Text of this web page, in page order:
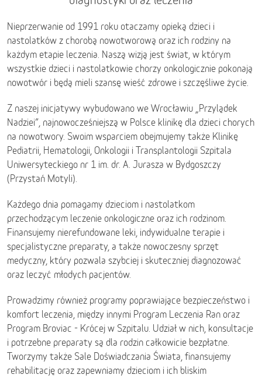
Nieprzerwanie od 1991 roku otaczamy opieką dzieci i
nastolatków z chorobą nowotworową oraz ich rodziny na
każdym etapie leczenia. Naszą wizją jest świat, w którym
wszystkie dzieci i nastolatkowie chorzy onkologicznie pokonają
nowotwór i będą mieli szansę wieść zdrowe i szczęśliwe życie.
Z naszej inicjatywy wybudowano we Wrocławiu „Przylądek
Nadziei”, najnowocześniejszą w Polsce klinikę dla dzieci chorych
na nowotwory. Swoim wsparciem obejmujemy także Klinikę
Pediatrii, Hematologii, Onkologii i Transplantologii Szpitala
Uniwersyteckiego nr 1 im. dr. A. Jurasza w Bydgoszczy
(Przystań Motyli).
Każdego dnia pomagamy dzieciom i nastolatkom
przechodzącym leczenie onkologiczne oraz ich rodzinom.
Finansujemy nierefundowane leki, indywidualne terapie i
specjalistyczne preparaty, a także nowoczesny sprzęt
medyczny, który pozwala szybciej i skuteczniej diagnozować
oraz leczyć młodych pacjentów.
Prowadzimy również programy poprawiające bezpieczeństwo i
komfort leczenia, między innymi Program Leczenia Ran oraz
Program Broviac - Krócej w Szpitalu. Udział w nich, konsultacje
i potrzebne preparaty są dla rodzin całkowicie bezpłatne.
Tworzymy także Sale Doświadczania Świata, finansujemy
rehabilitację oraz zapewniamy dzieciom i ich bliskim